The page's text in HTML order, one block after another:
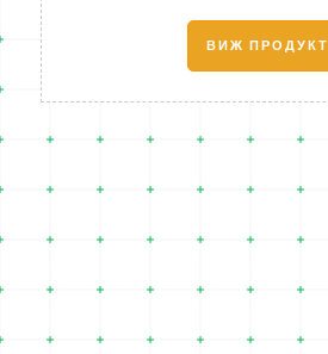
ВИЖ ПРОДУКТ